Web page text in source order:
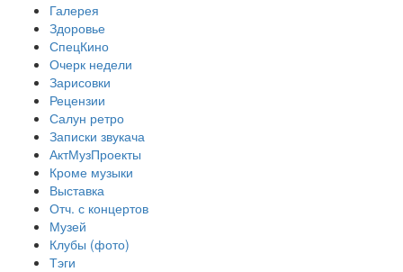
Галерея
Здоровье
СпецКино
Очерк недели
Зарисовки
Рецензии
Салун ретро
Записки звукача
АктМузПроекты
Кроме музыки
Выставка
Отч. с концертов
Музей
Клубы (фото)
Тэги